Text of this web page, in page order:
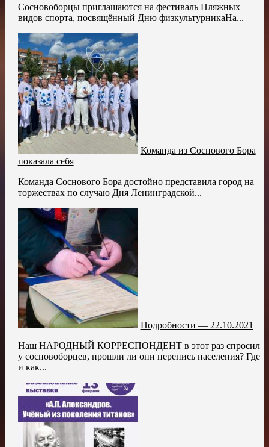
Сосновоборцы приглашаются на фестиваль Пляжных
видов спорта, посвящённый Дню физкультурникаНа...
Команда из Соснового Бора
показала себя
Команда Соснового Бора достойно представила город на
торжествах по случаю Дня Ленинградской...
Подробности — 22.10.2021
Наш НАРОДНЫЙ КОРРЕСПОНДЕНТ в этот раз спросил
у сосновоборцев, прошли ли они перепись населения? Где
и как...